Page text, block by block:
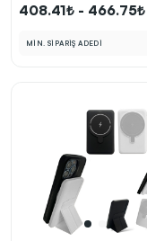
408.41₺ - 466.75₺
MİN. SİPARİŞ ADEDİ